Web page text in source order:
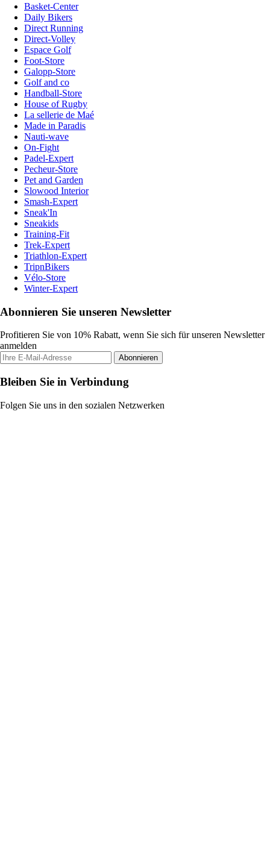
Basket-Center
Daily Bikers
Direct Running
Direct-Volley
Espace Golf
Foot-Store
Galopp-Store
Golf and co
Handball-Store
House of Rugby
La sellerie de Maé
Made in Paradis
Nauti-wave
On-Fight
Padel-Expert
Pecheur-Store
Pet and Garden
Slowood Interior
Smash-Expert
Sneak'In
Sneakids
Training-Fit
Trek-Expert
Triathlon-Expert
TripnBikers
Vélo-Store
Winter-Expert
Abonnieren Sie unseren Newsletter
Profitieren Sie von 10% Rabatt, wenn Sie sich für unseren Newsletter
anmelden
Abonnieren
Bleiben Sie in Verbindung
Folgen Sie uns in den sozialen Netzwerken